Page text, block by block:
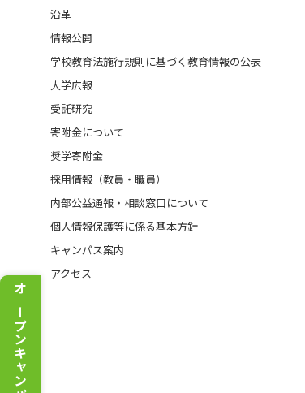
オープンキャンパス
沿革
情報公開
学校教育法施行規則に基づく教育情報の公表
大学広報
受託研究
寄附金について
奨学寄附金
採用情報（教員・職員）
内部公益通報・相談窓口について
個人情報保護等に係る基本方針
キャンパス案内
アクセス